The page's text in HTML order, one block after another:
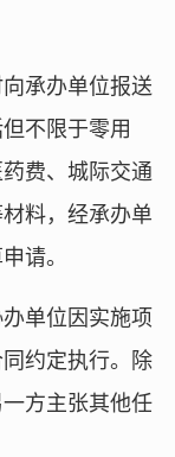
承办单位报送
不限于零用
费、城际交通
料，经承办单
请。
单位因实施项
约定执行。除
方主张其他任